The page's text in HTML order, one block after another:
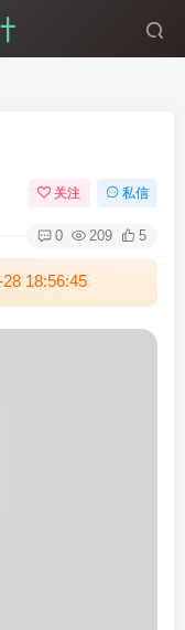
关注 私信
0 209 5
18:56:45